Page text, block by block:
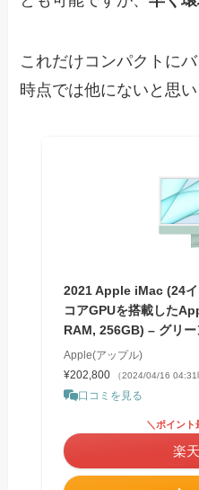
これだけコンパクトに
時点では他にないと思い
2021 Apple iMac (24
コアGPUを搭載した
RAM, 256GB) – グリー
Apple(アップル)
¥202,800
（2024/04/16 04:31
口コミを見る
＼ポイント
楽